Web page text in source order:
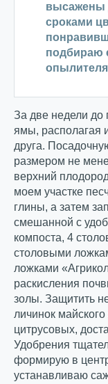
высажены
сроками
подбираю
За две недели до
ямы, располагая
друга.
размером не
верхний
моем участке
глины, а затем
смешанной с
компоста, 4
столовыми
ложками
раскисления
золы. Защитить
личинок
цитрусовых,
Удобрения
формирую в
устанавливаю